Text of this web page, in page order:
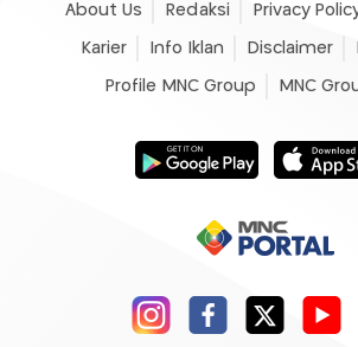
About Us Redaksi Privacy
Karier Info Iklan Disclaimer
Profile MNC Group MNC